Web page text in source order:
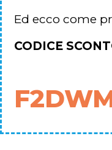
Ed ecco come
CODICE